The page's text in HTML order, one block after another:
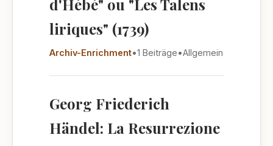
d'Hébé" ou "Les Talens
liriques" (1739)
Archiv-Enrichment•1 Beiträge•Allgemein
Georg Friederich
Händel: La Resurrezione